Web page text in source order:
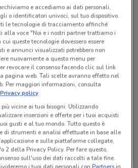
non abbiamo pubblicato
zona. Riprova più tardi.
e accediamo ai dati personali,
o identificatori univoci, sul tuo dispositivo.
le tecnologie di tracciamento affinché
alla voce "Noi e i nostri partner trattiamo i
queste tecnologie dovessero essere
e annunci visualizzati potrebbero non
nuovamente a questo menu per
revocare il consenso facendo clic sul link
pagina web. Tali scelte avranno effetto nel
Per maggiori informazioni, consulta
Privacy policy
vicine ai tuoi bisogni: Utilizzando
inserzioni e offerte per i tuoi acquisti
gusti e al tuo mondo. Tutto questo è
di strumenti e analisi effettuate in base alle
e sulle piattaforme collegate,
2 della Privacy Policy. Per fare questo,
sull'uso dei dati raccolti a tale fine.